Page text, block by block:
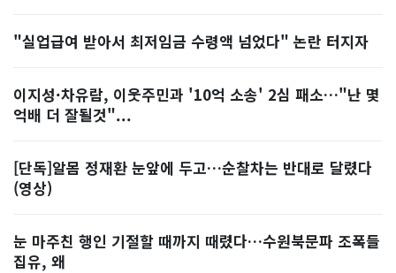
"실업급여 받아서 최저임금 수령액 넘었다" 논란 터지자
이지성·차유람, 이웃주민과 '10억 소송' 2심 패소…"난 몇
억배 더 잘될것"...
[단독]알몸 정재환 눈앞에 두고…순찰차는 반대로 달렸다
(영상)
눈 마주친 행인 기절할 때까지 때렸다…수원북문파 조폭들
집유, 왜